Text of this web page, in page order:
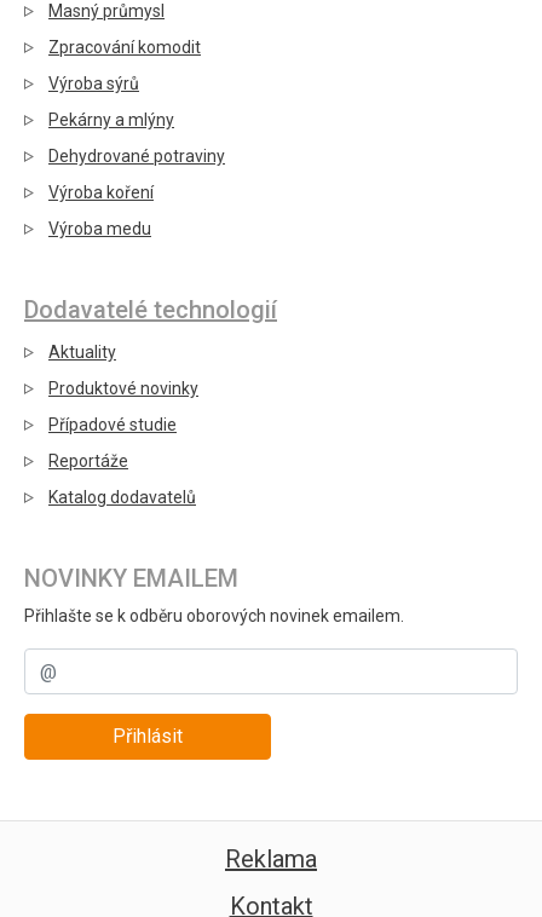
Masný průmysl
Zpracování komodit
Výroba sýrů
Pekárny a mlýny
Dehydrované potraviny
Výroba koření
Výroba medu
Dodavatelé technologií
Aktuality
Produktové novinky
Případové studie
Reportáže
Katalog dodavatelů
NOVINKY EMAILEM
Přihlašte se k odběru oborových novinek emailem.
Přihlásit
Reklama
Kontakt